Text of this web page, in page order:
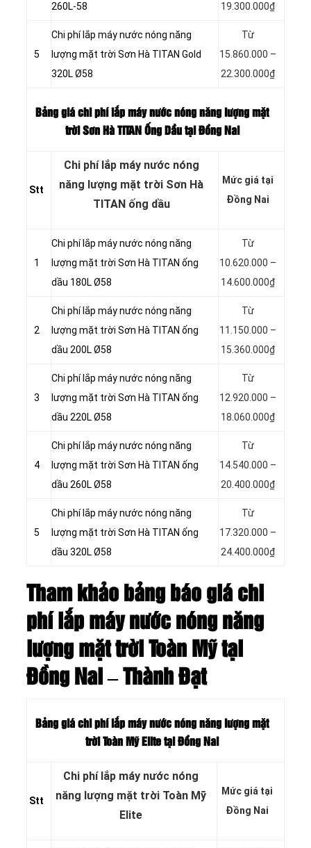
260L-58
19.300.000₫
5
Chi phí lắp máy nước nóng năng
lượng mặt trời Sơn Hà TITAN Gold
320L Ø58
Từ
15.860.000 –
22.300.000₫
Bảng giá chi phí lắp máy nước nóng năng lượng mặt
trời Sơn Hà TITAN Ống Dầu tại Đồng Nai
Stt
Chi phí lắp máy nước nóng
năng lượng mặt trời Sơn Hà
TITAN ống dầu
Mức giá tại
Đồng Nai
1
Chi phí lắp máy nước nóng năng
lượng mặt trời Sơn Hà TITAN ống
dầu 180L Ø58
Từ
10.620.000 –
14.600.000₫
2
Chi phí lắp máy nước nóng năng
lượng mặt trời Sơn Hà TITAN ống
dầu 200L Ø58
Từ
11.150.000 –
15.360.000₫
3
Chi phí lắp máy nước nóng năng
lượng mặt trời Sơn Hà TITAN ống
dầu 220L Ø58
Từ
12.920.000 –
18.060.000₫
4
Chi phí lắp máy nước nóng năng
lượng mặt trời Sơn Hà TITAN ống
dầu 260L Ø58
Từ
14.540.000 –
20.400.000₫
5
Chi phí lắp máy nước nóng năng
lượng mặt trời Sơn Hà TITAN ống
dầu 320L Ø58
Từ
17.320.000 –
24.400.000₫
Tham khảo bảng báo giá chi
phí lắp máy nước nóng năng
lượng mặt trời Toàn Mỹ tại
Đồng Nai – Thành Đạt
Bảng giá chi phí lắp máy nước nóng năng lượng mặt
trời Toàn Mỹ Elite tại Đồng Nai
Stt
Chi phí lắp máy nước nóng
năng lượng mặt trời Toàn Mỹ
Elite
Mức giá tại
Đồng Nai